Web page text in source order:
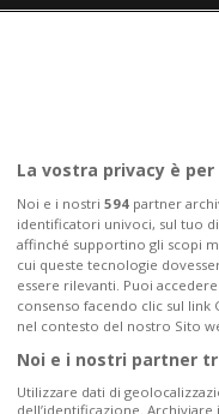
La vostra privacy è
Noi e i nostri 594 partner
identificatori univoci, sul tuo
affinché supportino gli scopi
cui queste tecnologie
essere rilevanti. Puoi
consenso facendo clic sul link
nel contesto del nostro Sito
Noi e i nostri partner
Utilizzare dati di
dell’identificazione.